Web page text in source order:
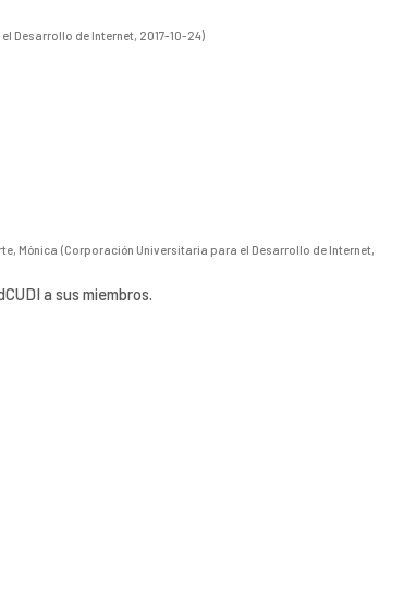
Desarrollo de Internet, 2017-10-24)
Mónica (Corporación Universitaria para el Desarrollo de Internet,
a sus miembros.